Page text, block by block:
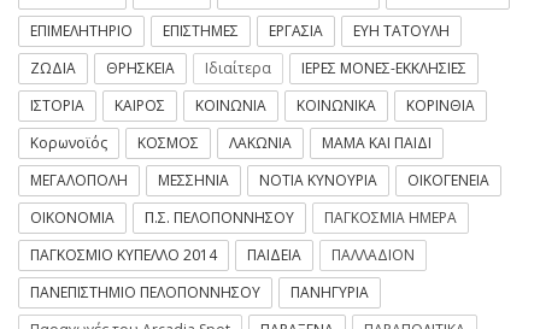
ΕΠΙΜΕΛΗΤΗΡΙΟ
ΕΠΙΣΤΗΜΕΣ ΕΡΓΑΣΙΑ
ΕΥΗ ΤΑΤΟΥΛΗ
ΖΩΔΙΑ
ΘΡΗΣΚΕΙΑ Ιδιαίτερα
ΙΕΡΕΣ ΜΟΝΕΣ-ΕΚΚΛΗΣΙΕΣ
ΙΣΤΟΡΙΑ
ΚΑΙΡΟΣ ΚΟΙΝΩΝΙΑ ΚΟΙΝΩΝΙΚΑ
ΚΟΡΙΝΘΙΑ
Κορωνοϊός
ΚΟΣΜΟΣ ΛΑΚΩΝΙΑ
ΜΑΜΑ ΚΑΙ ΠΑΙΔΙ
ΜΕΓΑΛΟΠΟΛΗ
ΜΕΣΣΗΝΙΑ ΝΟΤΙΑ ΚΥΝΟΥΡΙΑ
ΟΙΚΟΓΕΝΕΙΑ
ΟΙΚΟΝΟΜΙΑ
Π.Σ. ΠΕΛΟΠΟΝΝΗΣΟΥ
ΠΑΓΚΟΣΜΙΑ ΗΜΕΡΑ
ΠΑΓΚΟΣΜΙΟ ΚΥΠΕΛΛΟ 2014
ΠΑΙΔΕΙΑ
ΠΑΛΛΑΔΙΟΝ
ΠΑΝΕΠΙΣΤΗΜΙΟ ΠΕΛΟΠΟΝΝΗΣΟΥ
ΠΑΝΗΓΥΡΙΑ